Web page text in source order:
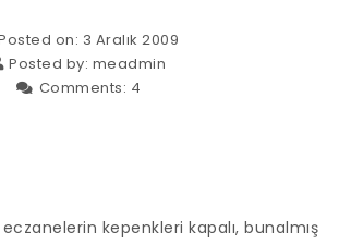
on: 3 Aralık 2009
Posted by: meadmin
Comments: 4
kepenkleri kapalı, bunalmış